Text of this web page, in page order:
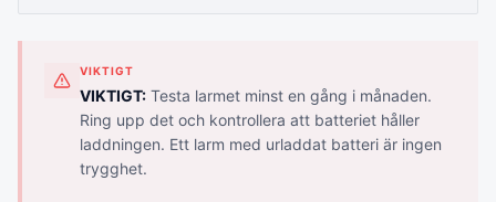
VIKTIGT
VIKTIGT: Testa larmet minst en gång i månaden.
Ring upp det och kontrollera att batteriet håller
laddningen. Ett larm med urladdat batteri är ingen
trygghet.